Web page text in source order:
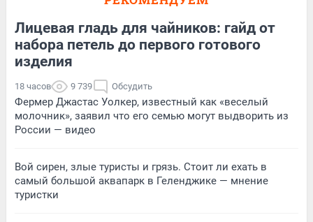
Лицевая гладь для чайников: гайд от
набора петель до первого готового
изделия
18 часов 9 739 Обсудить
Фермер Джастас Уолкер, известный как «веселый
молочник», заявил что его семью могут выдворить из
России — видео
Вой сирен, злые туристы и грязь. Стоит ли ехать в
самый большой аквапарк в Геленджике — мнение
туристки